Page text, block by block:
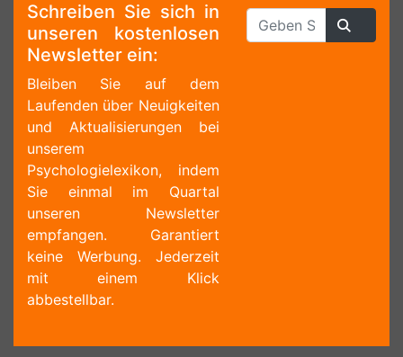
Schreiben Sie sich in
unseren kostenlosen
Newsletter ein:
Bleiben Sie auf dem
Laufenden über Neuigkeiten
und Aktualisierungen bei
unserem
Psychologielexikon, indem
Sie einmal im Quartal
unseren Newsletter
empfangen. Garantiert
keine Werbung. Jederzeit
mit einem Klick
abbestellbar.